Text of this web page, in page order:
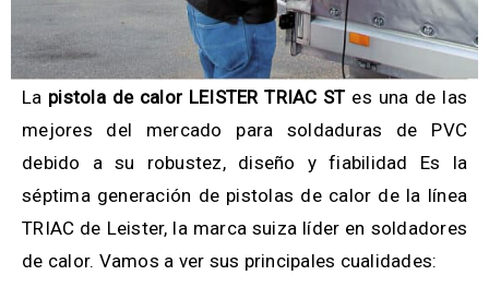
La pistola de calor LEISTER TRIAC ST es una de las
mejores del mercado para soldaduras de PVC
debido a su robustez, diseño y fiabilidad Es la
séptima generación de pistolas de calor de la línea
TRIAC de Leister, la marca suiza líder en soldadores
de calor. Vamos a ver sus principales cualidades: